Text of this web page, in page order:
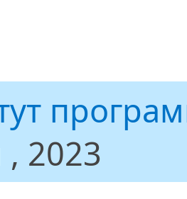
, 2023